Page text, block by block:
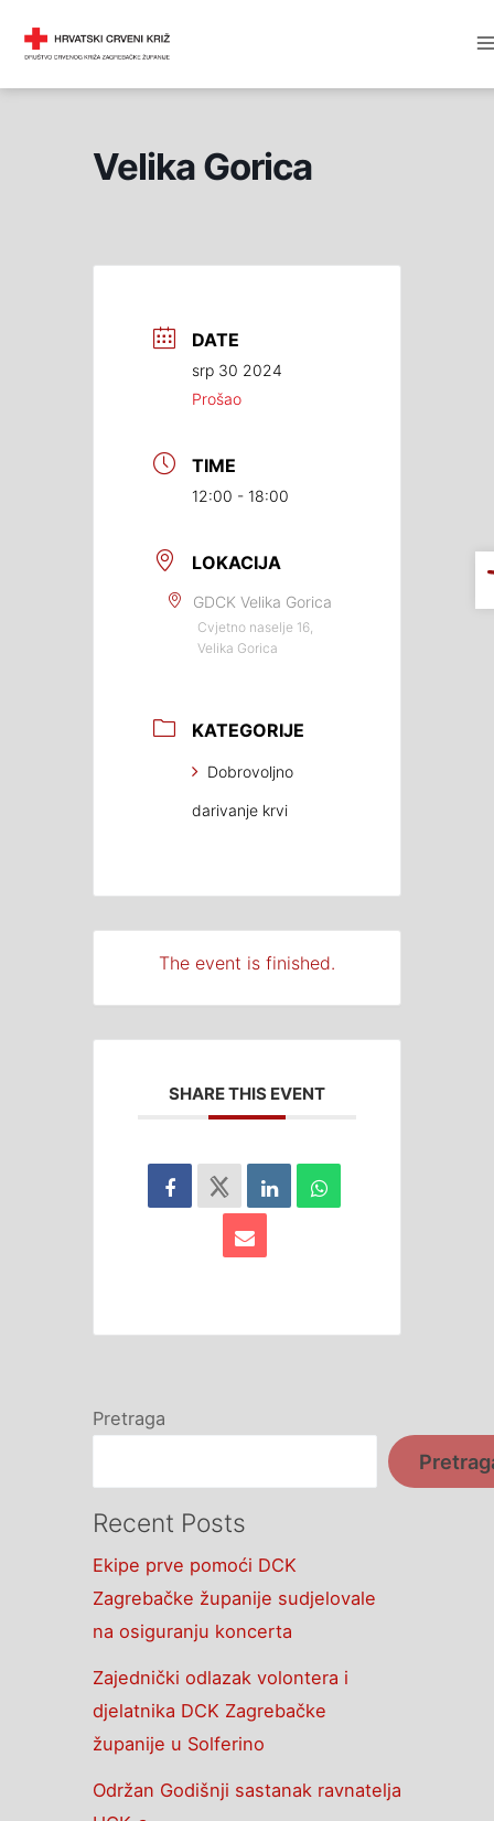
Velika Gorica
DATE
srp 30 2024
Prošao
TIME
12:00 - 18:00
LOKACIJA
GDCK Velika Gorica
Cvjetno naselje 16,
Velika Gorica
KATEGORIJE
Dobrovoljno
darivanje krvi
The event is finished.
SHARE THIS EVENT
Pretraga
Recent Posts
Ekipe prve pomoći DCK
Zagrebačke županije sudjelovale
na osiguranju koncerta
Zajednički odlazak volontera i
djelatnika DCK Zagrebačke
županije u Solferino
Održan Godišnji sastanak ravnatelja